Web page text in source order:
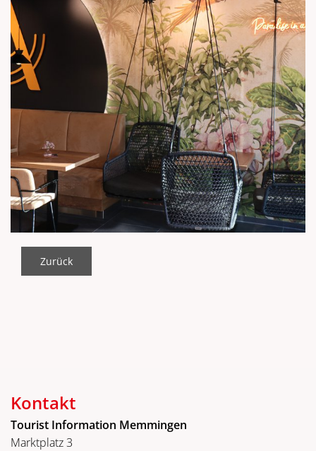
Zurück
Kontakt
Tourist Information Memmingen
Marktplatz 3